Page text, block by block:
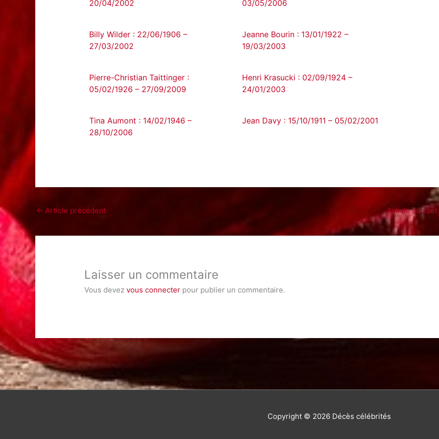
20/04/2002 03/05/2006
Billy Wilder : 22/06/1906 –
27/03/2002
Jeanne Bourin : 13/01/1922 –
19/03/2003
Pierre-Christian Taittinger :
05/02/1926 – 27/09/2009
Henri Krasucki : 02/09/1924 –
24/01/2003
Tina Aumont : 14/02/1946 –
28/10/2006
Jean Davy : 15/10/1911 – 05/02/2001
← Article précédent Article suivant
Laisser un commentaire
Vous devezvous connecter pour publier un commentaire.
Copyright © 2026 Décès célébrités